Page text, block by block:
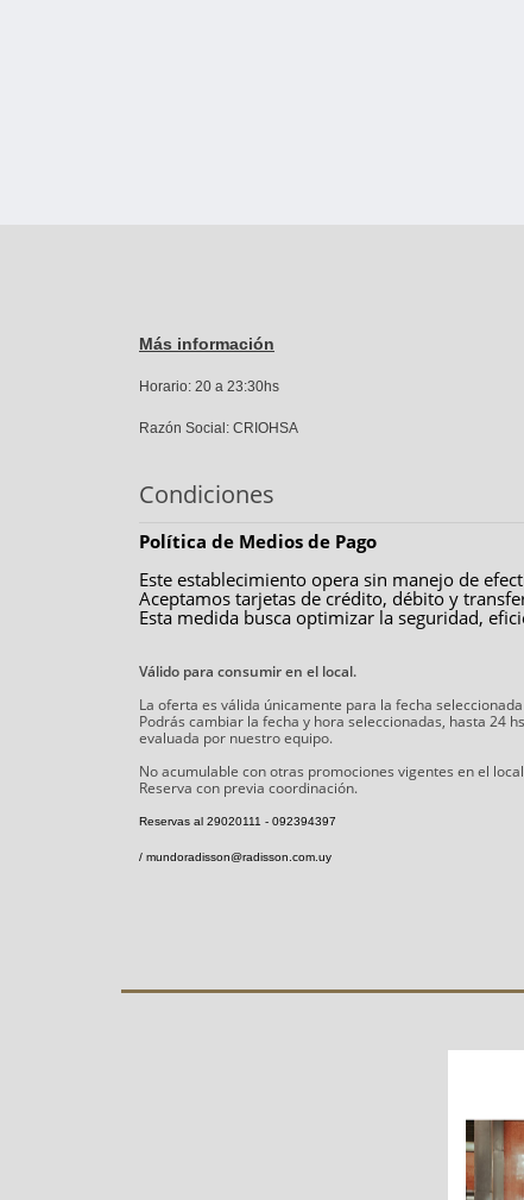
Más información
Horario: 20 a 23:30hs
Razón Social: CRIOHSA
Condiciones
Política de Medios de Pago
Este establecimiento opera sin manejo de
Aceptamos tarjetas de crédito, débito y
Esta medida busca optimizar la seguridad,
Válido para consumir en el local.
La oferta es válida únicamente para la fecha
Podrás cambiar la fecha y hora seleccionadas, hasta 24
evaluada por nuestro equipo.
No acumulable con otras promociones vigentes en el
Reserva con previa coordinación.
Reservas al 29020111 - 092394397
/ mundoradisson@radisson.com.uy